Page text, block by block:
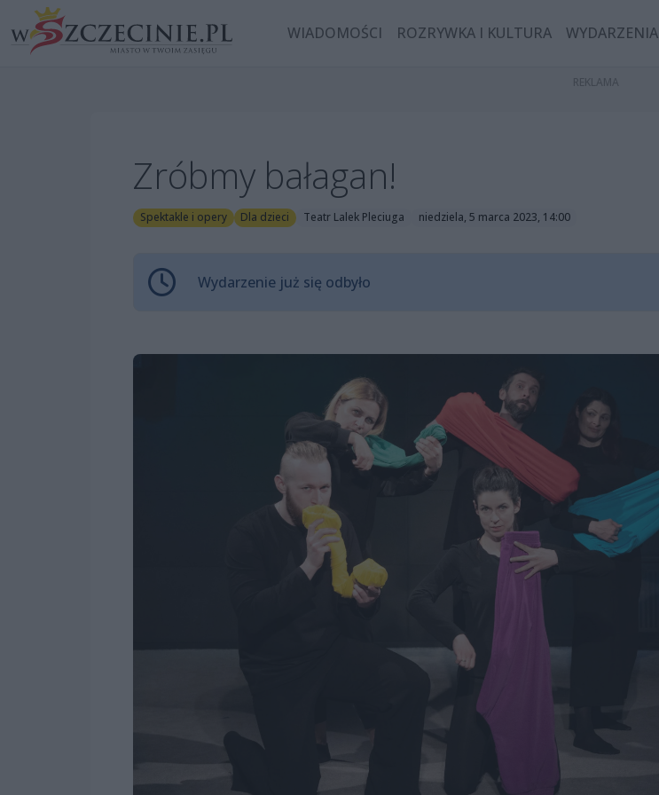
WIADOMOŚCI ROZRYWKA I KULTURA WYDARZENIA
Zróbmy bałagan!
Spektakle i opery Dla dzieci Teatr Lalek Pleciuga niedziela, 5 marca 2023, 14:00
Wydarzenie już się odbyło